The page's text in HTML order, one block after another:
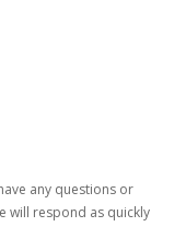
any questions or
will respond as quickly